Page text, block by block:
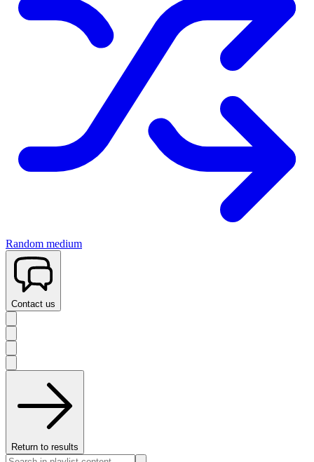
Random medium
Contact us
Return to results